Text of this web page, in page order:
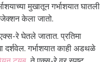
मुखातून गर्भाशयात घातली
केला जातो.
रे घेतले जातात. प्रतिमा
दर्शवेल. गर्भाशयात काही अडथळे